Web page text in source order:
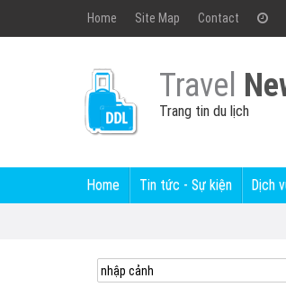
Home Site Map Contact
Travel
Trang tin du lịch
Home Tin tức - Sự kiện Dịch